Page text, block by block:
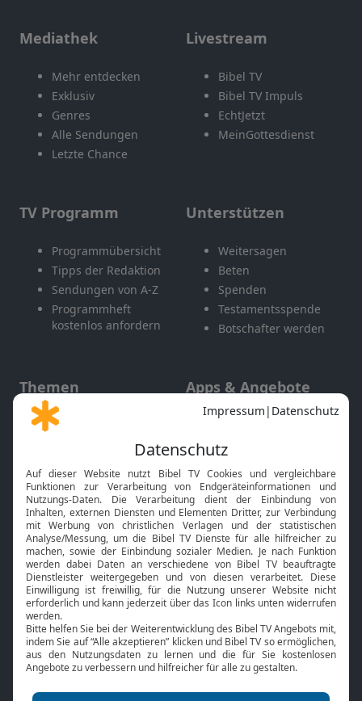
Mediathek
Mehr entdecken
Exklusiv
Genres
Alle Sendungen
Letzte Chance
Livestream
Bibel TV
Bibel TV Impuls
EchtJetzt
MeinGottesdienst
TV Programm
Programmübersicht
Tipps der Redaktion
Sendungen von A-Z
Programmheft
kostenlos anfordern
Unterstützen
Weitersagen
Beten
Spenden
Testamentsspende
Botschafter werden
Themen
Gott und Bibel erklärt
Neuigkeiten
Apps & Angebote
Mobile App
Smart TV
HbbTV
Bibelthek Online-Bibel
Nächster Gottesdienst
Bibel TV
Über uns
Jobs
Mediadaten
Service
Kontakt
TV-Empfang